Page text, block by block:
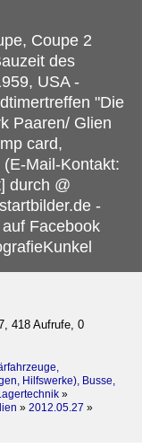
Coupe 2
des
USA -
"Die
Paaren/ Glien
card,
Mail-Kontakt:
durch @
-
Facebook
418 Aufrufe, 0
Hilfswerke), Busse,
»
» 2012.05.27 »